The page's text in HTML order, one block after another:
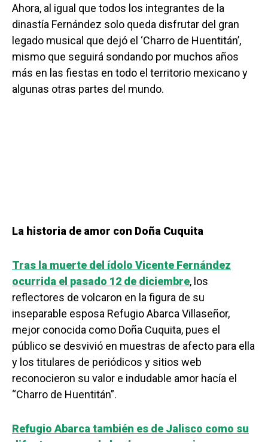
Ahora, al igual que todos los integrantes de la
dinastía Fernández solo queda disfrutar del gran
legado musical que dejó el ‘Charro de Huentitán’,
mismo que seguirá sondando por muchos años
más en las fiestas en todo el territorio mexicano y
algunas otras partes del mundo.
La historia de amor con Doña Cuquita
Tras la muerte del ídolo Vicente Fernández
ocurrida el pasado 12 de diciembre, los
reflectores de volcaron en la figura de su
inseparable esposa Refugio Abarca Villaseñor,
mejor conocida como Doña Cuquita, pues el
público se desvivió en muestras de afecto para ella
y los titulares de periódicos y sitios web
reconocieron su valor e indudable amor hacía el
“Charro de Huentitán”.
Refugio Abarca también es de Jalisco como su